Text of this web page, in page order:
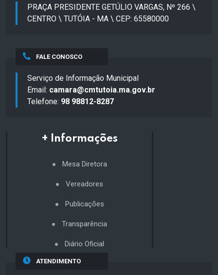
PRAÇA PRESIDENTE GETÚLIO VARGAS, Nº 266 \
CENTRO \ TUTÓIA - MA \ CEP: 65580000
FALE CONOSCO
Serviço de Informação Municipal
Email: camara@cmtutoia.ma.gov.br
Telefone: 98 98812-8287
+ Informações
Mesa Diretora
Vereadores
Publicações
Transparência
Diário Oficial
ATENDIMENTO